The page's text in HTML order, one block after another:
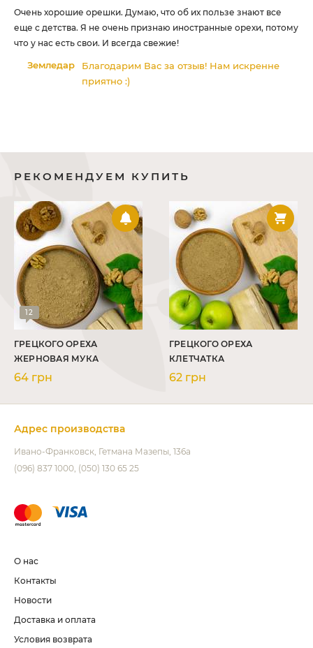
Очень хорошие орешки. Думаю, что об их пользе знают все
еще с детства. Я не очень признаю иностранные орехи, потому
что у нас есть свои. И всегда свежие!
Земледар
Благодарим Вас за отзыв! Нам искренне
приятно :)
РЕКОМЕНДУЕМ КУПИТЬ
12
ГРЕЦКОГО ОРЕХА
ЖЕРНОВАЯ МУКА
64 грн
ГРЕЦКОГО ОРЕХА
КЛЕТЧАТКА
62 грн
Адрес производства
Ивано-Франковск Гетмана Мазепы, 136а
(096) 837 1000 (050) 130 65 25
О нас
Контакты
Новости
Доставка и оплата
Условия возврата